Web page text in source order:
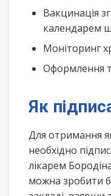
Вакцинація
календарем
Моніторинг
Оформлення
Як
Для отримання
необхідно
лікарем
можна зробити